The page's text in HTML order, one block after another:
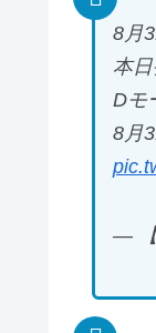
8月
本
Dモ
8月
— 【